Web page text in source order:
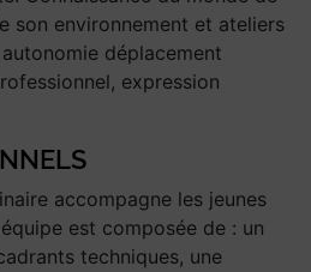
son environnement et ateliers
déplacement
expression
accompagne les jeunes
est composée de : un
techniques, une